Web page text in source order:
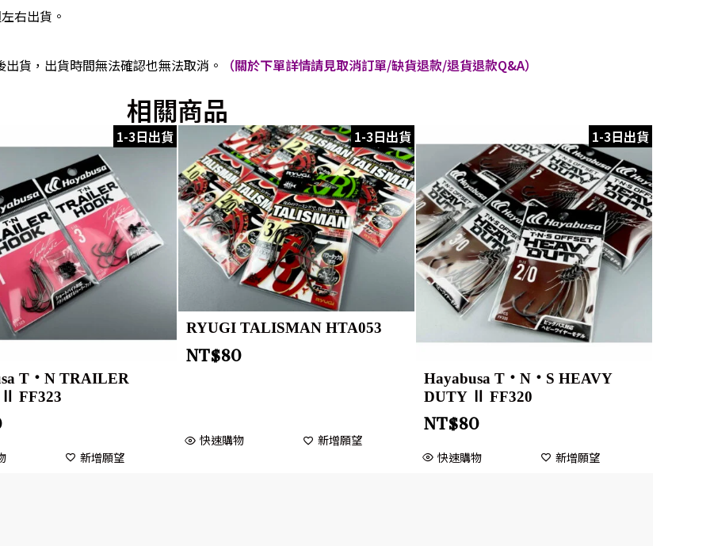
右出貨。
貨，出貨時間無法確認也無法取消。 （關於下單詳情請見取消訂單/缺貨退款/退貨退款Q&A）
相關商品
1-3日出貨
T・N TRAILER
FF323
新增願望
1-3日出貨
RYUGI TALISMAN HTA053
NT$80
快速購物 新增願望
1-3日出貨
Hayabusa T・N・S HEAVY
DUTY Ⅱ FF320
NT$80
快速購物 新增願望